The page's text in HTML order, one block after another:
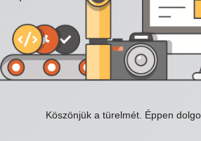
Köszönjük a türelmét. Éppen